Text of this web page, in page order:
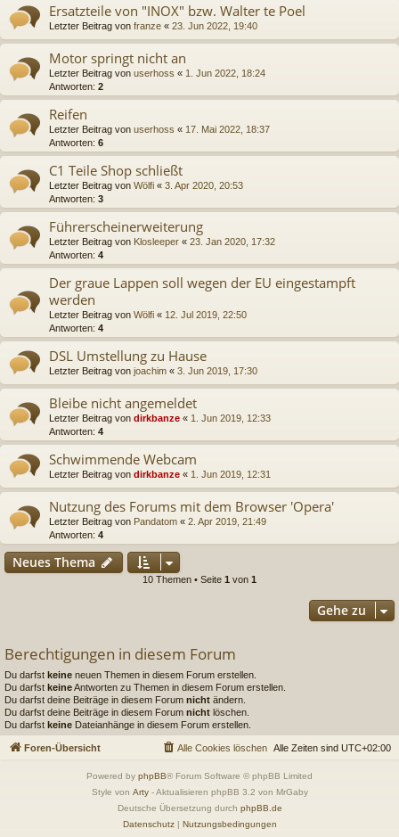
Ersatzteile von "INOX" bzw. Walter te Poel
Letzter Beitrag von franze « 23. Jun 2022, 19:40
Motor springt nicht an
Letzter Beitrag von userhoss « 1. Jun 2022, 18:24
Antworten: 2
Reifen
Letzter Beitrag von userhoss « 17. Mai 2022, 18:37
Antworten: 6
C1 Teile Shop schließt
Letzter Beitrag von Wölfi « 3. Apr 2020, 20:53
Antworten: 3
Führerscheinerweiterung
Letzter Beitrag von Klosleeper « 23. Jan 2020, 17:32
Antworten: 4
Der graue Lappen soll wegen der EU eingestampft
werden
Letzter Beitrag von Wölfi « 12. Jul 2019, 22:50
Antworten: 4
DSL Umstellung zu Hause
Letzter Beitrag von joachim « 3. Jun 2019, 17:30
Bleibe nicht angemeldet
Letzter Beitrag von dirkbanze « 1. Jun 2019, 12:33
Antworten: 4
Schwimmende Webcam
Letzter Beitrag von dirkbanze « 1. Jun 2019, 12:31
Nutzung des Forums mit dem Browser 'Opera'
Letzter Beitrag von Pandatom « 2. Apr 2019, 21:49
Antworten: 4
Neues Thema
10 Themen • Seite 1 von 1
Gehe zu
Berechtigungen in diesem Forum
Du darfst keine neuen Themen in diesem Forum erstellen.
Du darfst keineAntworten zu Themen in diesem Forum erstellen.
Du darfst deine Beiträge in diesem Forum nicht ändern.
Du darfst deine Beiträge in diesem Forum nicht löschen.
Du darfst keine Dateianhänge in diesem Forum erstellen.
Foren-Übersicht Alle Zeiten sind UTC+02:00
Alle Cookies löschen
Powered by phpBB® Forum Software © phpBB Limited
Style von Arty- Aktualisieren phpBB 3.2 von MrGaby
Deutsche Übersetzung durch phpBB.de
Datenschutz| Nutzungsbedingungen